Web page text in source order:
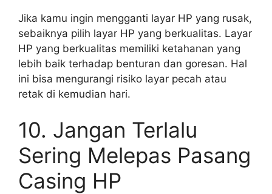
Jika kamu ingin mengganti layar HP yang rusak,
sebaiknya pilih layar HP yang berkualitas. Layar
HP yang berkualitas memiliki ketahanan yang
lebih baik terhadap benturan dan goresan. Hal
ini bisa mengurangi risiko layar pecah atau
retak di kemudian hari.
10. Jangan Terlalu
Sering Melepas Pasang
Casing HP